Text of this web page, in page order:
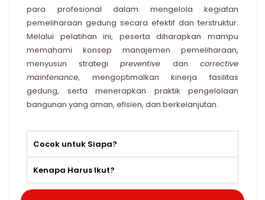
para profesional dalam mengelola kegiatan
pemeliharaan gedung secara efektif dan terstruktur.
Melalui pelatihan ini, peserta diharapkan mampu
memahami konsep manajemen pemeliharaan,
menyusun strategi preventive dan corrective
maintenance, mengoptimalkan kinerja fasilitas
gedung, serta menerapkan praktik pengelolaan
bangunan yang aman, efisien, dan berkelanjutan.
Cocok untuk Siapa?
Kenapa Harus Ikut?